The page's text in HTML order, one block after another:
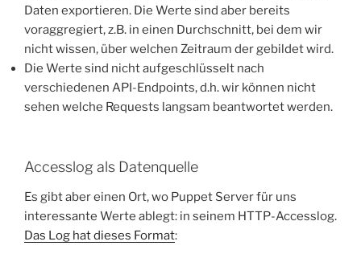
Daten exportieren. Die Werte sind aber bereits
voraggregiert, z.B. in einen Durchschnitt, bei dem wir
nicht wissen, über welchen Zeitraum der gebildet wird.
Die Werte sind nicht aufgeschlüsselt nach
verschiedenen API-Endpoints, d.h. wir können nicht
sehen welche Requests langsam beantwortet werden.
Accesslog als Datenquelle
Es gibt aber einen Ort, wo Puppet Server für uns
interessante Werte ablegt: in seinem HTTP-Accesslog.
Das Log hat dieses Format: